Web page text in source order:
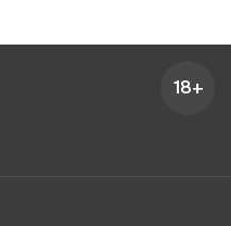
18+